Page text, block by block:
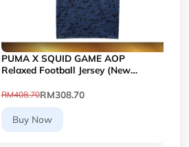
PUMA X SQUID GAME AOP
Relaxed Football Jersey (New
RM408.70RM308.70
Buy Now